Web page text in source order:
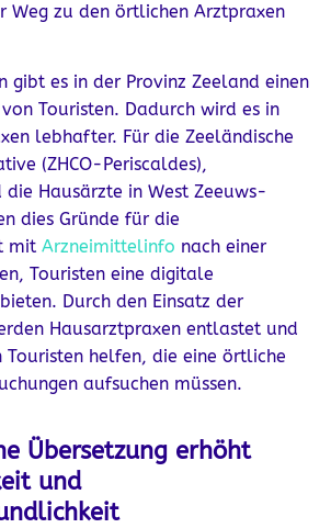
Weg zu den örtlichen Arztpraxen
gibt es in der Provinz Zeeland einen
Touristen. Dadurch wird es in
lebhafter. Für die Zeeländische
(ZHCO-Periscaldes),
die Hausärzte in West Zeeuws-
dies Gründe für die
mit Arzneimittelinfo nach einer
Touristen eine digitale
Durch den Einsatz der
Hausarztpraxen entlastet und
Touristen helfen, die eine örtliche
aufsuchen müssen.
Übersetzung erhöht
und